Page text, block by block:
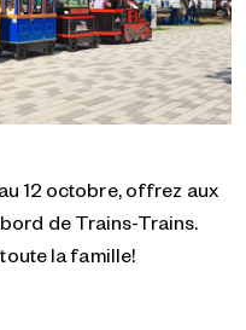
12 octobre, offrez aux
de Trains-Trains.
la famille!